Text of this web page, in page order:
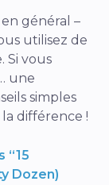
général –
utilisez de
Si vous
une
simples
différence !
“15
Dozen)